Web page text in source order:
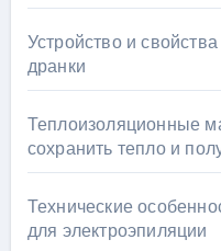
Устройство и
дранки
Теплоизоляционные
сохранить тепло и
Технические
для электроэпиляции